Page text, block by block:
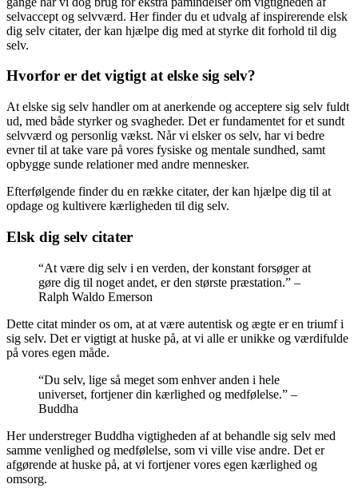
selvaccept og selvværd. Her finder du et udvalg af inspirerende elsk
dig selv citater, der kan hjælpe dig med at styrke dit forhold til dig
selv.
Hvorfor er det vigtigt at elske sig selv?
At elske sig selv handler om at anerkende og acceptere sig selv fuldt
ud, med både styrker og svagheder. Det er fundamentet for et sundt
selvværd og personlig vækst. Når vi elsker os selv, har vi bedre
evner til at take vare på vores fysiske og mentale sundhed, samt
opbygge sunde relationer med andre mennesker.
Efterfølgende finder du en række citater, der kan hjælpe dig til at
opdage og kultivere kærligheden til dig selv.
Elsk dig selv citater
“At være dig selv i en verden, der konstant forsøger at
gøre dig til noget andet, er den største præstation.” –
Ralph Waldo Emerson
Dette citat minder os om, at at være autentisk og ægte er en triumf i
sig selv. Det er vigtigt at huske på, at vi alle er unikke og værdifulde
på vores egen måde.
“Du selv, lige så meget som enhver anden i hele
universet, fortjener din kærlighed og medfølelse.” –
Buddha
Her understreger Buddha vigtigheden af at behandle sig selv med
samme venlighed og medfølelse, som vi ville vise andre. Det er
afgørende at huske på, at vi fortjener vores egen kærlighed og
omsorg.